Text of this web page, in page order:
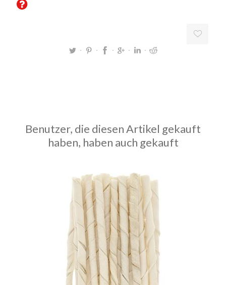
Benutzer, die diesen Artikel gekauft
haben, haben auch gekauft